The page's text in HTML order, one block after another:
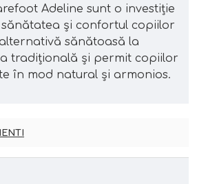
Adeline sunt o investiție
și confortul copiilor
sănătoasă la
tradițională și permit copiilor
în mod natural și armonios.